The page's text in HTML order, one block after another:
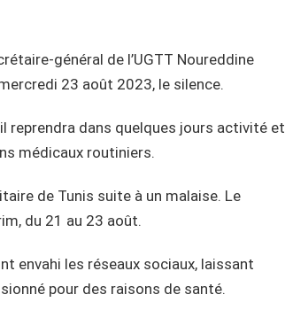
général de l’UGTT Noureddine
23 août 2023, le silence.
reprendra dans quelques jours activité et
médicaux routiniers.
de Tunis suite à un malaise. Le
du 21 au 23 août.
envahi les réseaux sociaux, laissant
pour des raisons de santé.